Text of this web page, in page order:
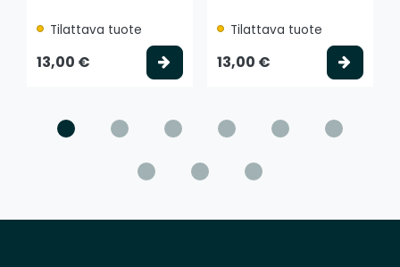
Tilattava tuote
13,00 € Valitse vaihtoehto
Tilattava tuote
13,00 €